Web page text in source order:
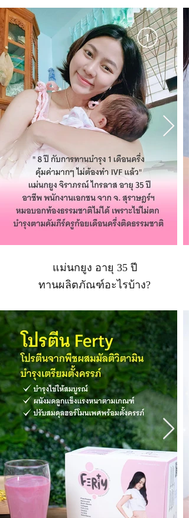
แม่นกยูง อายุ 35 ปี
ทานผลิตภัณฑ์อะไรบ้าง?